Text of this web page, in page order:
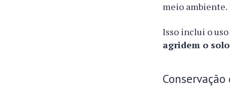
meio ambiente.
Isso inclui o
agridem o